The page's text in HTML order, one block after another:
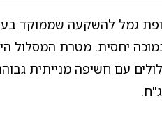
גמל להשקעה שממוקד
יחסית. מטרת המסלול
עם חשיפה מנייתית